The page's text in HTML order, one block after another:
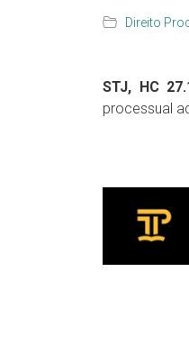
Direito
STJ, HC
processual